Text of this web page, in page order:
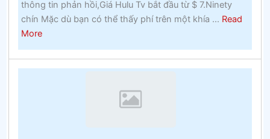
thông tin phản hồi,Giá Hulu Tv bắt đầu từ $ 7.Ninety
chín Mặc dù bạn có thể thấy phí trên một khía ... Read
Moreabout
cáo
cá